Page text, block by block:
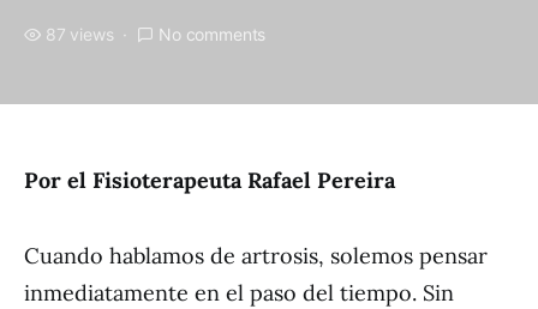
87 views No comments
Por el Fisioterapeuta Rafael Pereira
Cuando hablamos de artrosis, solemos pensar
inmediatamente en el paso del tiempo. Sin